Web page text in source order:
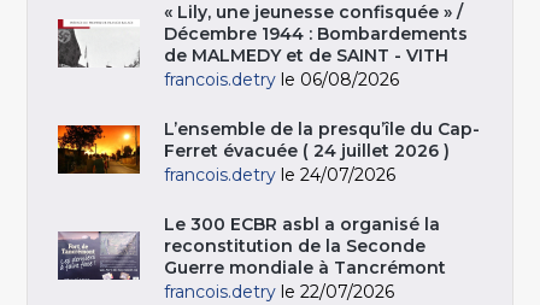
« Lily, une jeunesse confisquée » /
Décembre 1944 : Bombardements
de MALMEDY et de SAINT - VITH
francois.detry le 06/08/2026
L’ensemble de la presqu’île du Cap-
Ferret évacuée ( 24 juillet 2026 )
francois.detry le 24/07/2026
Le 300 ECBR asbl a organisé la
reconstitution de la Seconde
Guerre mondiale à Tancrémont
francois.detry le 22/07/2026